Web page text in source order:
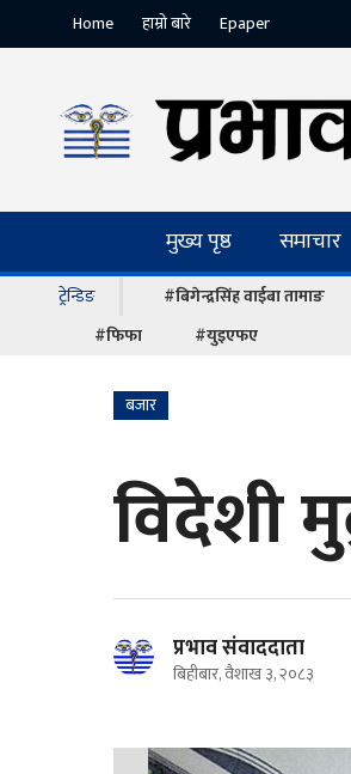
Home हाम्रो बारे Epaper
मुख्य पृष्ठ समाचार
ट्रेन्डिङ #बिगेन्द्रसिंह वाईबा तामाङ
#फिफा
#युइएफए
बजार
विदेशी
प्रभाव संवाददाता
बिहीबार, वैशाख ३, २०८३